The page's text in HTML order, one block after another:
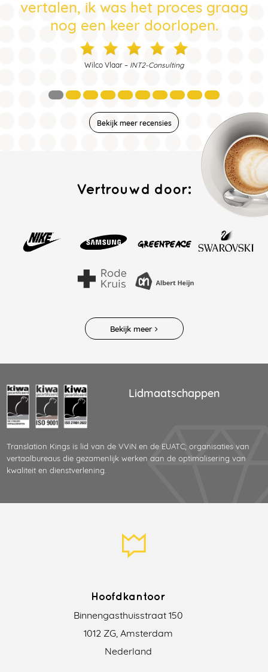
vertalen, ik was het proces graag
nog een keer doorlopen.
Wilco Vlaar – INT2-Consulting
Bekijk meer recensies
Vertrouwd door:
Bekijk meer
Lidmaatschappen
Translation Kings is lid van de VViN en de EUATC; organisaties van
vertaalbureaus die gezamenlijk werken aan de optimalisering van
kwaliteit en dienstverlening.
Hoofdkantoor
Binnengasthuisstraat 150
1012 ZG, Amsterdam
Nederland